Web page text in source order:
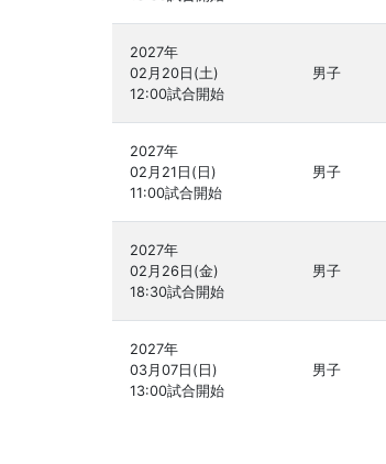
2027年
02月20日(土)
男子
2027年
02月21日(日)
男子
2027年
02月26日(金)
男子
2027年
03月07日(日)
男子